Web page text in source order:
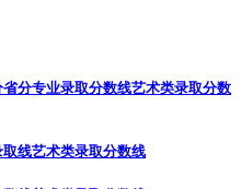
分专业录取分数线艺术类录取分数
取线艺术类录取分数线